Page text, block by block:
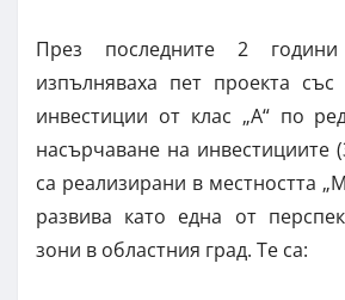
През последните 2
изпълняваха пет проекта със
инвестиции от клас „А“ по
насърчаване на инвестициите
са реализирани в местността
развива като една от
зони в областния град. Те са: